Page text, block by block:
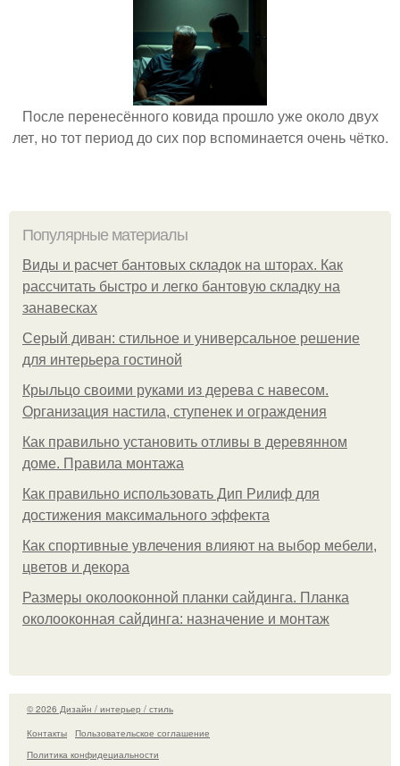
После перенесённого ковида прошло уже около двух
лет, но тот период до сих пор вспоминается очень чётко.
Популярные материалы
Виды и расчет бантовых складок на шторах. Как
рассчитать быстро и легко бантовую складку на
занавесках
Серый диван: стильное и универсальное решение
для интерьера гостиной
Крыльцо своими руками из дерева с навесом.
Организация настила, ступенек и ограждения
Как правильно установить отливы в деревянном
доме. Правила монтажа
Как правильно использовать Дип Рилиф для
достижения максимального эффекта
Как спортивные увлечения влияют на выбор мебели,
цветов и декора
Размеры околооконной планки сайдинга. Планка
околооконная сайдинга: назначение и монтаж
© 2026 Дизайн / интерьер / стиль
Контакты
Пользовательское соглашение
Политика конфидециальности